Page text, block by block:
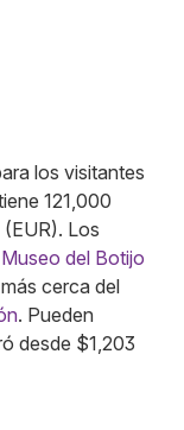
los visitantes
121,000
Los
Museo del Botijo
cerca del
. Pueden
desde $1,203